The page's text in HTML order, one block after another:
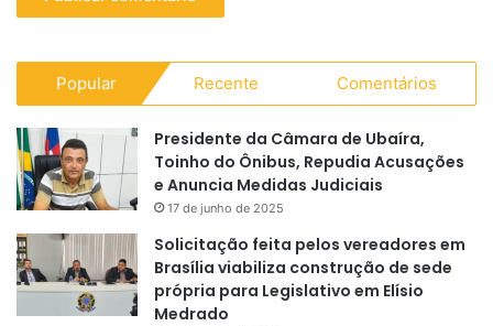
Popular Recente Comentários
Presidente da Câmara de Ubaíra,
Toinho do Ônibus, Repudia Acusações
e Anuncia Medidas Judiciais
17 de junho de 2025
Solicitação feita pelos vereadores em
Brasília viabiliza construção de sede
própria para Legislativo em Elísio
Medrado